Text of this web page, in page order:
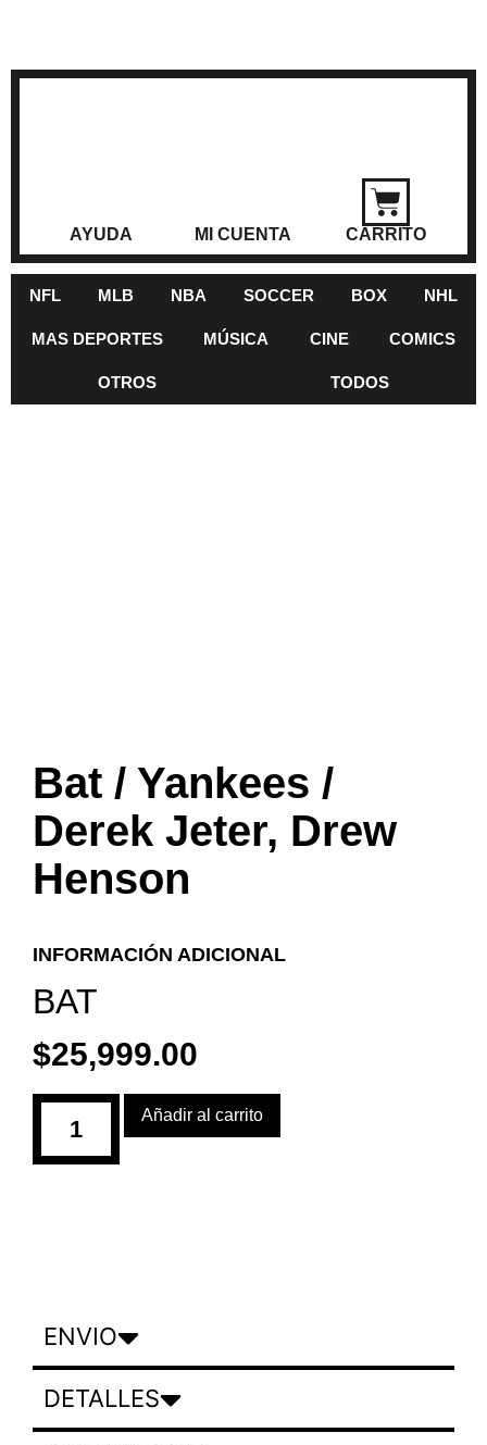
AYUDA MI CUENTA CARRITO
NFL MLB NBA SOCCER BOX NHL
MAS DEPORTES MÚSICA CINE COMICS
OTROS TODOS
Bat / Yankees /
Derek Jeter, Drew
Henson
INFORMACIÓN ADICIONAL
BAT
$25,999.00
Añadir al carrito
ENVIO
DETALLES